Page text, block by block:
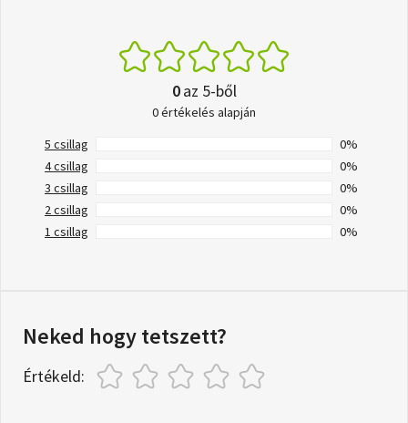
0az 5-ből
0 értékelés alapján
5 csillag
0%
4 csillag
0%
3 csillag
0%
2 csillag
0%
1 csillag
0%
Neked hogy tetszett?
Értékeld: